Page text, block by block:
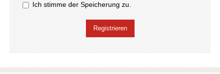
Ich stimme der Speicherung zu.